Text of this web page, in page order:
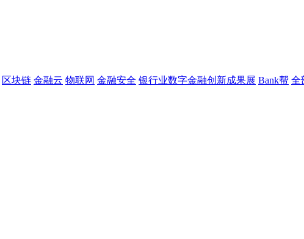
区块链 金融云 物联网 金融安全 银行业数字金融创新成果展 Bank帮 全